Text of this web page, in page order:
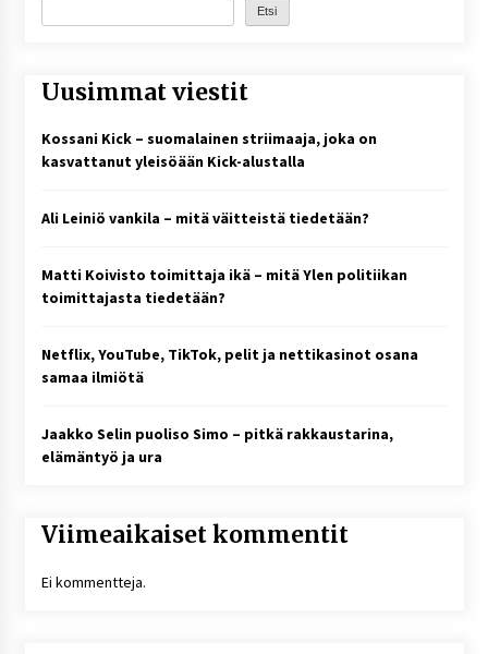
Etsi
Uusimmat viestit
Kossani Kick – suomalainen striimaaja, joka on
kasvattanut yleisöään Kick-alustalla
Ali Leiniö vankila – mitä väitteistä tiedetään?
Matti Koivisto toimittaja ikä – mitä Ylen politiikan
toimittajasta tiedetään?
Netflix, YouTube, TikTok, pelit ja nettikasinot osana
samaa ilmiötä
Jaakko Selin puoliso Simo – pitkä rakkaustarina,
elämäntyö ja ura
Viimeaikaiset kommentit
Ei kommentteja.